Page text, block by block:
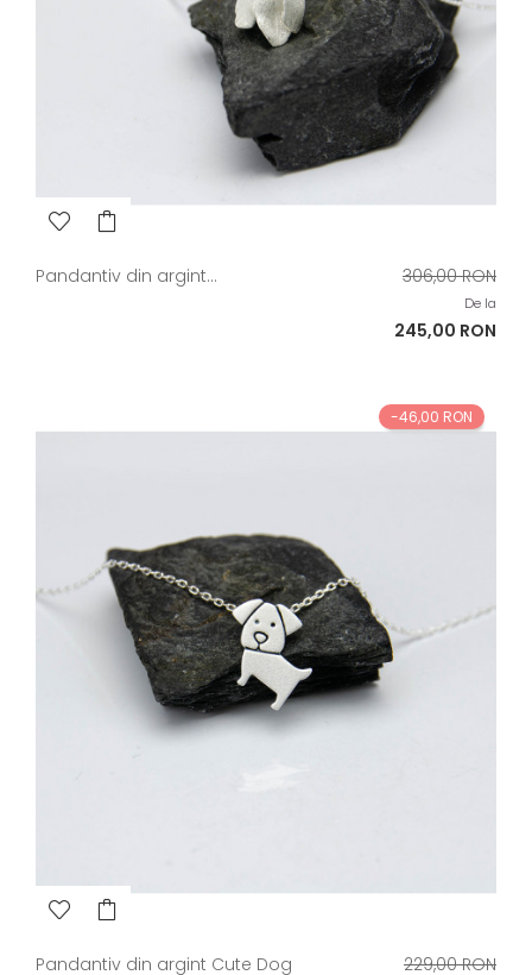
Pandantiv din argint...
Pret
baza
306,00 RON
De la
Pret
245,00 RON
-46,00 RON
Pandantiv din argint Cute Dog
Pret
229,00 RON